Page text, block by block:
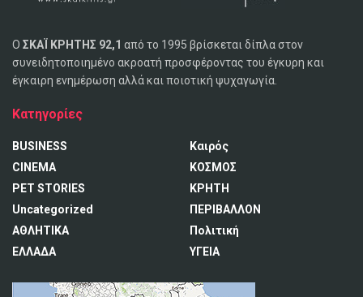
Ο ΣΚΑΪ ΚΡΗΤΗΣ 92,1 από το 1995 βρίσκεται δίπλα στον
συνειδητοποιημένο ακροατή προσφέροντας του έγκυρη και
έγκαιρη ενημέρωση αλλά και ποιοτική ψυχαγωγία.
Κατηγορίες
BUSINESS
CINEMA
PET STORIES
Uncategorized
ΑΘΛΗΤΙΚΑ
ΕΛΛΑΔΑ
Καιρός
ΚΟΣΜΟΣ
ΚΡΗΤΗ
ΠΕΡΙΒΑΛΛΟΝ
Πολιτική
ΥΓΕΙΑ